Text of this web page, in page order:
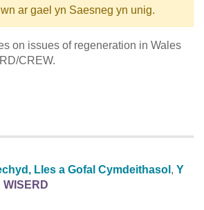
ar gael yn Saesneg yn unig.
on issues of regeneration in Wales
CREW.
Lles a Gofal Cymdeithasol , Y
WISERD